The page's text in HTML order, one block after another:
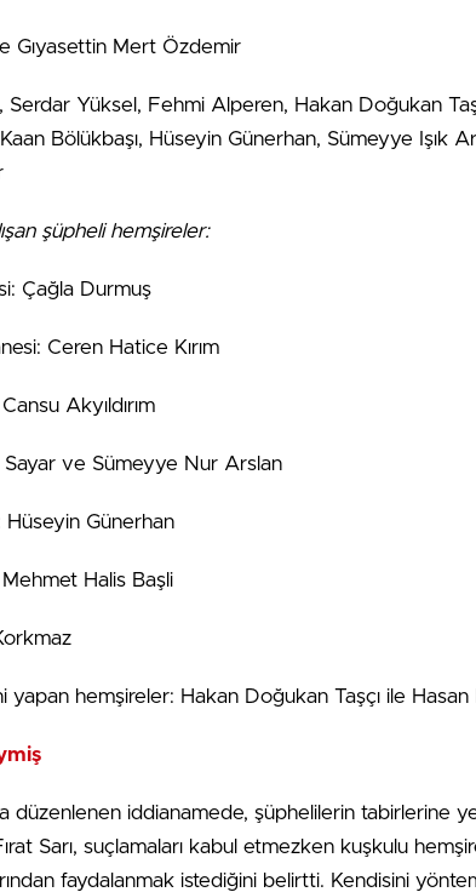
Gıyasettin Mert Özdemir
Serdar Yüksel, Fehmi Alperen, Hakan Doğukan
Bölükbaşı, Hüseyin Günerhan, Sümeyye Işık
şüpheli hemşireler:
Çağla Durmuş
Ceren Hatice Kırım
Akyıldırım
ve Sümeyye Nur Arslan
Hüseyin Günerhan
Halis Başli
yapan hemşireler: Hakan Doğukan Taşçı ile
düzenlenen iddianamede, şüphelilerin tabirlerine
Sarı, suçlamaları kabul etmezken kuşkulu
faydalanmak istediğini belirtti. Kendisini